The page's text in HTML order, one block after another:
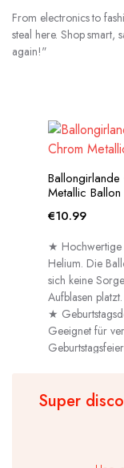
From electronics to
steal here. Shop smart,
again!"
Metallic
€10.99
★ Hochwertige
Helium. Die
sich keine
Aufblasen platzt.
★
Geeignet für
Super